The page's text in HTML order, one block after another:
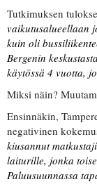
Tutkimuksen
vaikutusalueellaan
kuin oli
Bergenin
käytössä 4 vuotta,
Miksi näin?
Ensinnäkin,
negativinen
kiusannut
laiturille, jonka
Paluusuunnassa